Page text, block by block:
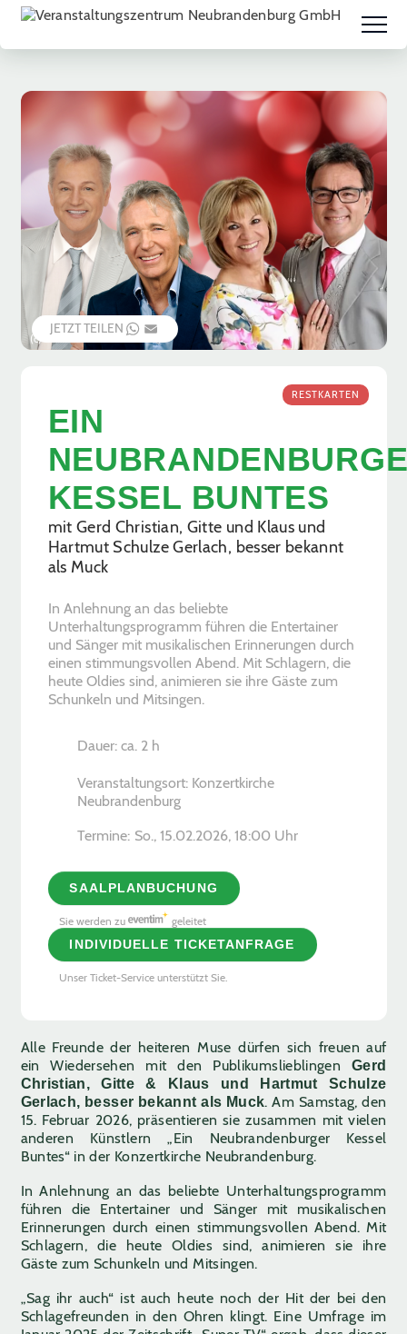
Alle Freunde der heiteren Muse dürfen sich freuen auf
ein Wiedersehen mit den PublikumslieblingenGerd
Christian, Gitte & Klaus und Hartmut Schulze
Gerlach, besser bekannt als Muck. Am Samstag, den
15. Februar 2026, präsentieren sie zusammen mit vielen
anderen Künstlern „Ein Neubrandenburger Kessel
Buntes“ in der Konzertkirche Neubrandenburg.
In Anlehnung an das beliebte Unterhaltungsprogramm
führen die Entertainer und Sänger mit musikalischen
Erinnerungen durch einen stimmungsvollen Abend. Mit
Schlagern, die heute Oldies sind, animieren sie ihre
Gäste zum Schunkeln und Mitsingen.
„Sag ihr auch“ ist auch heute noch der Hit der bei den
Schlagefreunden in den Ohren klingt. Eine Umfrage im
(c) Veranstalter
JETZT TEILEN WHATSAPP
EMAIL
RESTKARTEN
EIN
KESSEL BUNTES
mit Gerd Christian, Gitte und Klaus und
Hartmut Schulze Gerlach, besser bekannt
als Muck
In Anlehnung an das beliebte
Unterhaltungsprogramm führen die Entertainer
und Sänger mit musikalischen Erinnerungen durch
einen stimmungsvollen Abend. Mit Schlagern, die
heute Oldies sind, animieren sie ihre Gäste zum
Schunkeln und Mitsingen.
Dauer: ca. 2 h
Veranstaltungsort: Konzertkirche
Neubrandenburg
Termine: So., 15.02.2026, ­18:00 Uhr
SAALPLANBUCHUNG
Sie werden zu geleitet
INDIVIDUELLE TICKETANFRAGE
Unser Ticket-Service unterstützt Sie.